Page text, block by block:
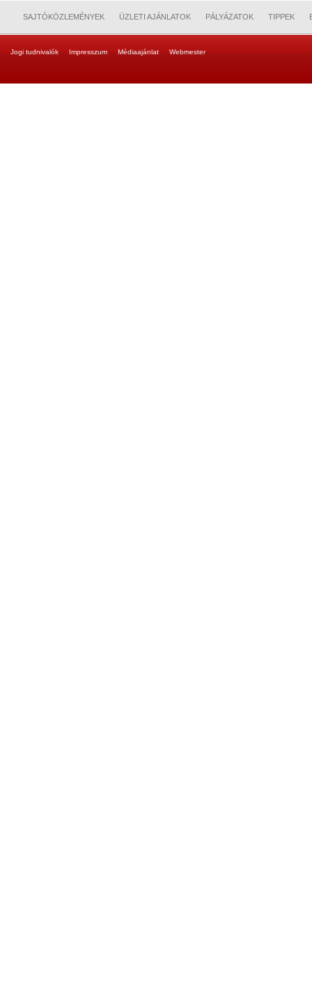
SAJTÓKÖZLEMÉNYEK ÜZLETI AJÁNLATOK PÁLYÁZATOK TIPPEK
Jogi tudnivalók Impresszum Médiaajánlat Webmester